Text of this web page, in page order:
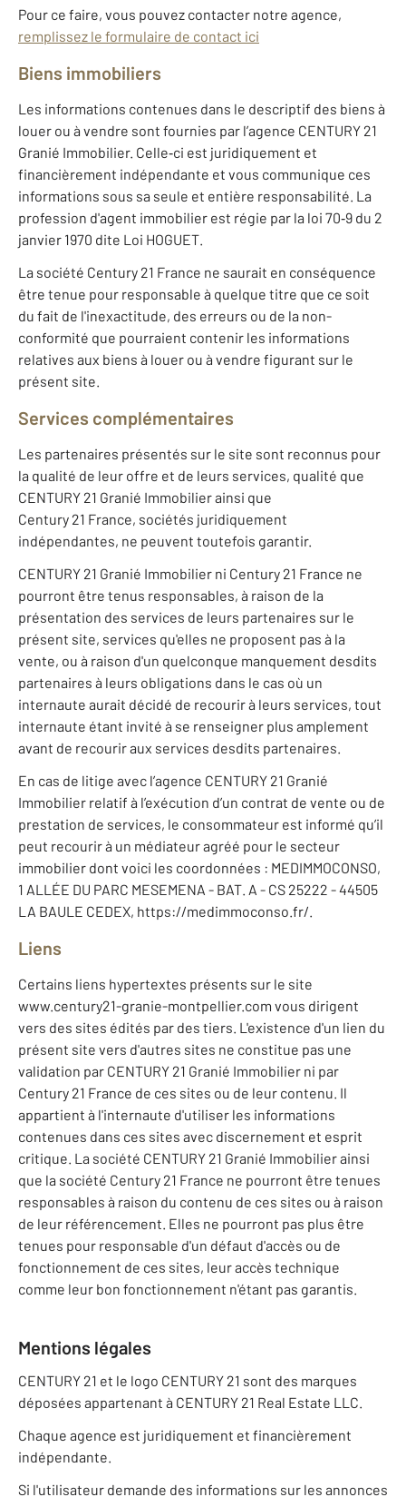
Pour ce faire, vous pouvez contacter notre agence,
remplissez le formulaire de contact ici
Biens immobiliers
Les informations contenues dans le descriptif des biens à
louer ou à vendre sont fournies par l’agence CENTURY 21
Granié Immobilier. Celle‐ci est juridiquement et
financièrement indépendante et vous communique ces
informations sous sa seule et entière responsabilité. La
profession d'agent immobilier est régie par la loi 70‐9 du 2
janvier 1970 dite Loi HOGUET.
La société Century 21 France ne saurait en conséquence
être tenue pour responsable à quelque titre que ce soit
du fait de l'inexactitude, des erreurs ou de la non-
conformité que pourraient contenir les informations
relatives aux biens à louer ou à vendre figurant sur le
présent site.
Services complémentaires
Les partenaires présentés sur le site sont reconnus pour
la qualité de leur offre et de leurs services, qualité que
CENTURY 21 Granié Immobilier ainsi que
Century 21 France, sociétés juridiquement
indépendantes, ne peuvent toutefois garantir.
CENTURY 21 Granié Immobilier ni Century 21 France ne
pourront être tenus responsables, à raison de la
présentation des services de leurs partenaires sur le
présent site, services qu'elles ne proposent pas à la
vente, ou à raison d'un quelconque manquement desdits
partenaires à leurs obligations dans le cas où un
internaute aurait décidé de recourir à leurs services, tout
internaute étant invité à se renseigner plus amplement
avant de recourir aux services desdits partenaires.
En cas de litige avec l’agence CENTURY 21 Granié
Immobilier relatif à l’exécution d’un contrat de vente ou de
prestation de services, le consommateur est informé qu’il
peut recourir à un médiateur agréé pour le secteur
immobilier dont voici les coordonnées : MEDIMMOCONSO,
1 ALLÉE DU PARC MESEMENA - BAT. A - CS 25222 - 44505
LA BAULE CEDEX, https://medimmoconso.fr/.
Liens
Certains liens hypertextes présents sur le site
www.century21-granie-montpellier.com vous dirigent
vers des sites édités par des tiers. L'existence d'un lien du
présent site vers d'autres sites ne constitue pas une
validation par CENTURY 21 Granié Immobilier ni par
Century 21 France de ces sites ou de leur contenu. Il
appartient à l'internaute d'utiliser les informations
contenues dans ces sites avec discernement et esprit
critique. La société CENTURY 21 Granié Immobilier ainsi
que la société Century 21 France ne pourront être tenues
responsables à raison du contenu de ces sites ou à raison
de leur référencement. Elles ne pourront pas plus être
tenues pour responsable d'un défaut d'accès ou de
fonctionnement de ces sites, leur accès technique
comme leur bon fonctionnement n'étant pas garantis.
Mentions légales
CENTURY 21 et le logo CENTURY 21 sont des marques
déposées appartenant à CENTURY 21 Real Estate LLC.
Chaque agence est juridiquement et financièrement
indépendante.
Si l'utilisateur demande des informations sur les annonces